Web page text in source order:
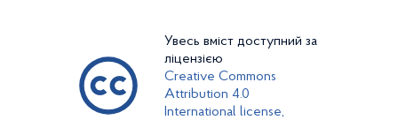
Увесь вміст доступний за
ліцензією
Creative Commons
Attribution 4.0
International license,